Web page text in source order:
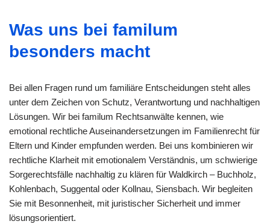
Was uns bei familum
besonders macht
Bei allen Fragen rund um familiäre Entscheidungen steht alles
unter dem Zeichen von Schutz, Verantwortung und nachhaltigen
Lösungen. Wir bei familum Rechtsanwälte kennen, wie
emotional rechtliche Auseinandersetzungen im Familienrecht für
Eltern und Kinder empfunden werden. Bei uns kombinieren wir
rechtliche Klarheit mit emotionalem Verständnis, um schwierige
Sorgerechtsfälle nachhaltig zu klären für Waldkirch – Buchholz,
Kohlenbach, Suggental oder Kollnau, Siensbach. Wir begleiten
Sie mit Besonnenheit, mit juristischer Sicherheit und immer
lösungsorientiert.